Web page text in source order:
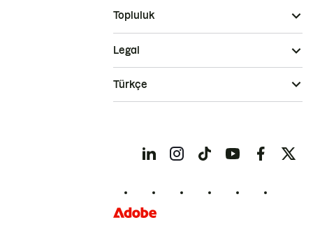
Topluluk
Legal
Türkçe